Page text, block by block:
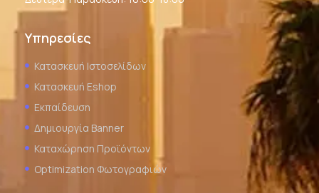
Υπηρεσίες
Κατασκευή Ιστοσελίδων
Κατασκευή Eshop
Εκπαίδευση
Δημιουργία Banner
Καταχώρηση Προϊόντων
Optimization Φωτογραφιών